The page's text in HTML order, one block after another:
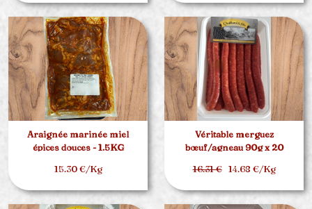
Araignée marinée miel
épices douces - 1.5KG
15.30 €/Kg
Véritable merguez
bœuf/agneau 90g x 20
16.31 €14.68 €/Kg